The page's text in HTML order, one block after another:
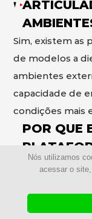
Nós utilizamos
acessar o
Sim, existem as
de modelos a
ambientes
capacidade de
condições mais
POR QUE
Mais rápida